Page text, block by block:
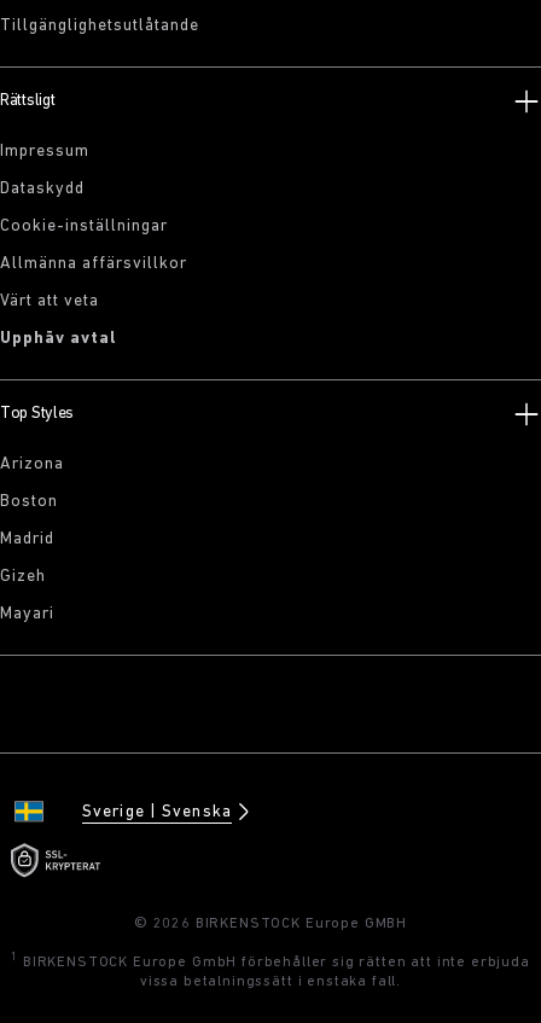
Tillgänglighetsutlåtande
Rättsligt
Impressum
Dataskydd
Cookie-inställningar
Allmänna affärsvillkor
Värt att veta
Upphäv avtal
Top Styles
Arizona
Boston
Madrid
Gizeh
Mayari
Sverige Svenska
© 2026 BIRKENSTOCK Europe GMBH
1
BIRKENSTOCK Europe GmbH förbehåller sig rätten att inte erbjuda
vissa betalningssätt i enstaka fall.